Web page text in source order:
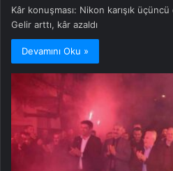
Kâr konuşması: Nikon karışık üçüncü
Gelir arttı, kâr azaldı
Devamını Oku »